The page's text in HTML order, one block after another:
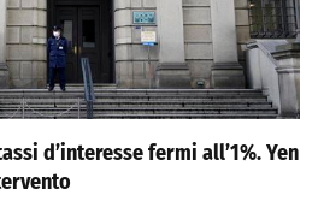
d’interesse fermi all’1%. Yen